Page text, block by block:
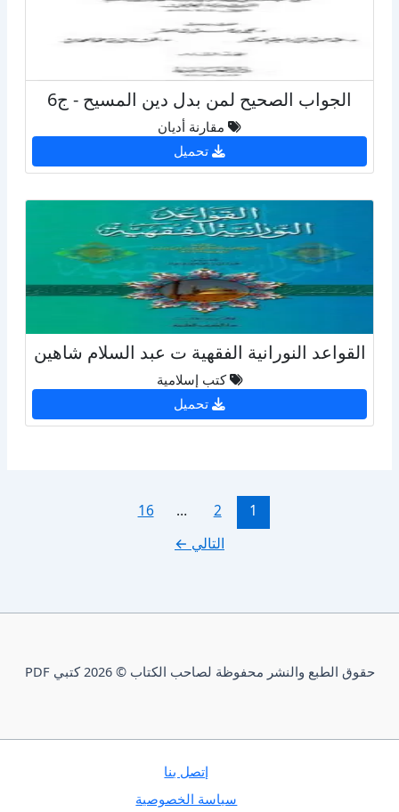
الجواب الصحيح لمن بدل دين المسيح - ج6
مقارنة أديان
تحميل
القواعد النورانية الفقهية ت عبد السلام شاهين
كتب إسلامية
تحميل
1
2
…
16
التالي ←
حقوق الطبع والنشر محفوظة لصاحب الكتاب © 2026 كتبي PDF
إتصل بنا
سياسة الخصوصية